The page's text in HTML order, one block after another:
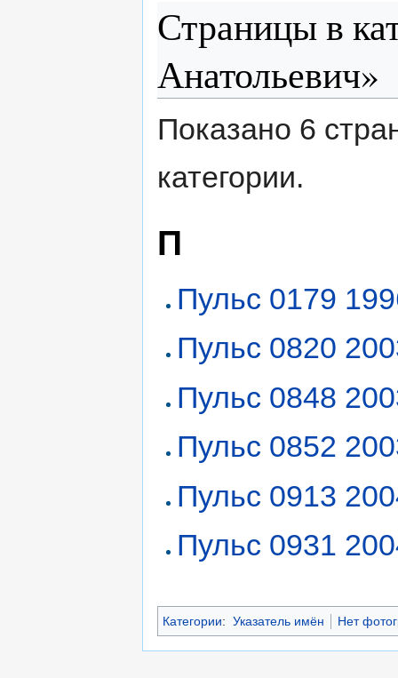
Страницы в
Анатольевич»
Показано 6
категории.
П
Пульс 0179
Пульс 0820
Пульс 0848
Пульс 0852
Пульс 0913
Пульс 0931
Категории: Указатель имён Нет